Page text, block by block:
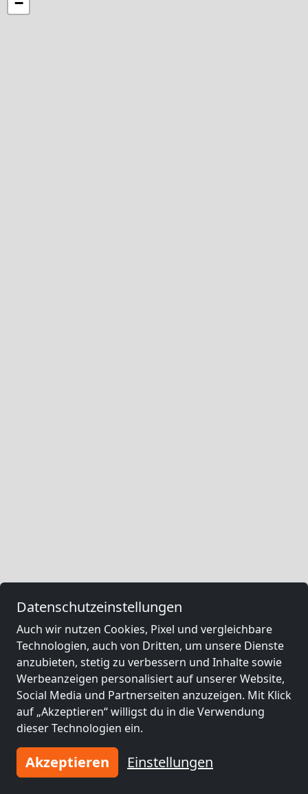
Datenschutzeinstellungen
Auch wir nutzen Cookies, Pixel und vergleichbare
Technologien, auch von Dritten, um unsere Dienste
anzubieten, stetig zu verbessern und Inhalte sowie
Werbeanzeigen personalisiert auf unserer Website,
Social Media und Partnerseiten anzuzeigen. Mit Klick
auf „Akzeptieren“ willigst du in die Verwendung
dieser Technologien ein.
Akzeptieren Einstellungen